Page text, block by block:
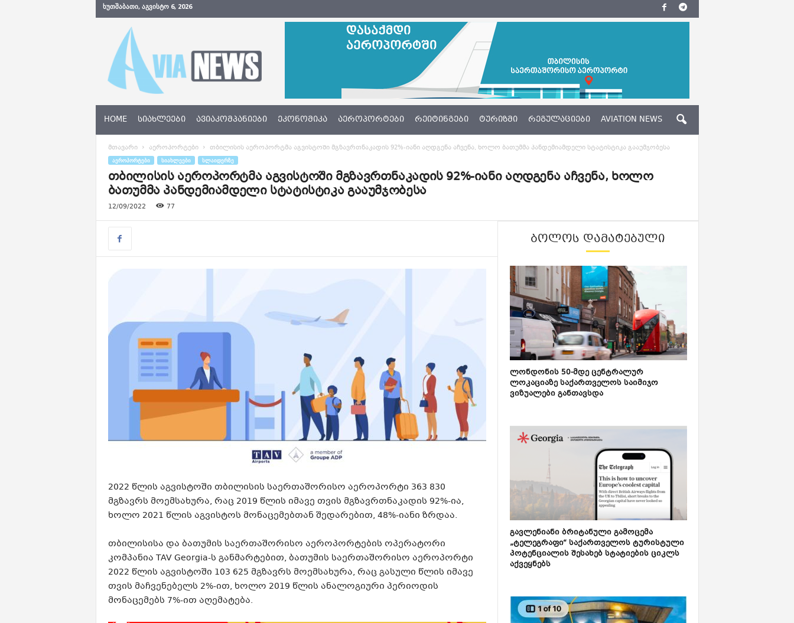
ᲮᲣᲗᲨᲐᲑᲐᲗᲘ, ᲐᲒᲕᲘᲡᲢᲝ 6, 2026
N
w
s
e
HOME ᲡᲘᲐᲮᲚᲔᲔᲑᲘ ᲐᲕᲘᲐᲙᲝᲛᲞᲐᲜᲘᲔᲑᲘ ᲔᲙᲝᲜᲝᲛᲘᲙᲐ ᲐᲔᲠᲝᲞᲝᲠᲢᲔᲑᲘ ᲠᲔᲘᲢᲘᲜᲒᲔᲑᲘ ᲢᲣᲠᲘᲖᲛᲘ ᲠᲔᲒᲣᲚᲐᲪᲘᲔᲑᲘ AVIATION NEWS
მთავარი აეროპორტები თბილისის აეროპორტმა აგვისტოში მგზავრთნაკადის 92%-იანი აღდგენა აჩვენა, ხოლო ბათუმმა პანდემიამდელი სტატისტიკა გააუმჯობესა
ᲐᲔᲠᲝᲞᲝᲠᲢᲔᲑᲘ ᲡᲘᲐᲮᲚᲔᲔᲑᲘ ᲡᲚᲐᲘᲓᲔᲠᲖᲔ
თბილისის აეროპორტმა აგვისტოში მგზავრთნაკადის 92%-იანი აღდგენა აჩვენა, ხოლო
ბათუმმა პანდემიამდელი სტატისტიკა გააუმჯობესა
12/09/2022 77
2022 წლის აგვისტოში თბილისის საერთაშორისო აეროპორტი 363 830
მგზავრს მოემსახურა, რაც 2019 წლის იმავე თვის მგზავრთნაკადის 92%-ია,
ხოლო 2021 წლის აგვისტოს მონაცემებთან შედარებით, 48%-იანი ზრდაა.
თბილისისა და ბათუმის საერთაშორისო აეროპორტების ოპერატორი
კომპანია TAV Georgia-ს განმარტებით, ბათუმის საერთაშორისო აეროპორტი
2022 წლის აგვისტოში 103 625 მგზავრს მოემსახურა, რაც გასული წლის იმავე
თვის მაჩვენებელს 2%-ით, ხოლო 2019 წლის ანალოგიური პერიოდის
მონაცემებს 7%-ით აღემატება.
ᲑᲝᲚᲝᲡ ᲓᲐᲛᲐᲢᲔᲑᲣᲚᲘ
ლონდონის 50-მდე ცენტრალურ
ლოკაციაზე საქართველოს საიმიჯო
ვიზუალები განთავსდა
გავლენიანი ბრიტანული გამოცემა
„ტელეგრაფი“ საქართველოს ტურისტული
პოტენციალის შესახებ სტატიების ციკლს
აქვეყნებს